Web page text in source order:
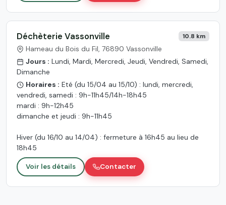
Déchèterie Vassonville 10.8 km
Hameau du Bois du Fil, 76890 Vassonville
Jours : Lundi, Mardi, Mercredi, Jeudi, Vendredi, Samedi,
Dimanche
Horaires : Eté (du 15/04 au 15/10) : lundi, mercredi,
vendredi, samedi : 9h-11h45/14h-18h45
mardi : 9h-12h45
dimanche et jeudi : 9h-11h45
Hiver (du 16/10 au 14/04) : fermeture à 16h45 au lieu de
18h45
Voir les détails Contacter